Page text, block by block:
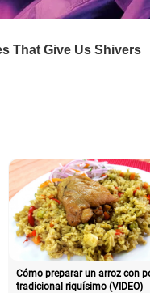
Cómo preparar un arroz con pollo
tradicional riquísimo (VIDEO)